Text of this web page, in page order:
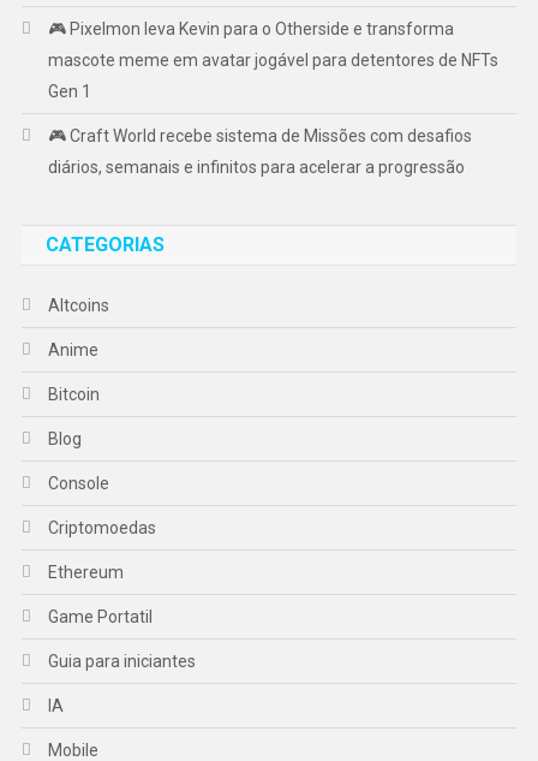
🎮 Pixelmon leva Kevin para o Otherside e transforma
mascote meme em avatar jogável para detentores de NFTs
Gen 1
🎮 Craft World recebe sistema de Missões com desafios
diários, semanais e infinitos para acelerar a progressão
CATEGORIAS
Altcoins
Anime
Bitcoin
Blog
Console
Criptomoedas
Ethereum
Game Portatil
Guia para iniciantes
IA
Mobile